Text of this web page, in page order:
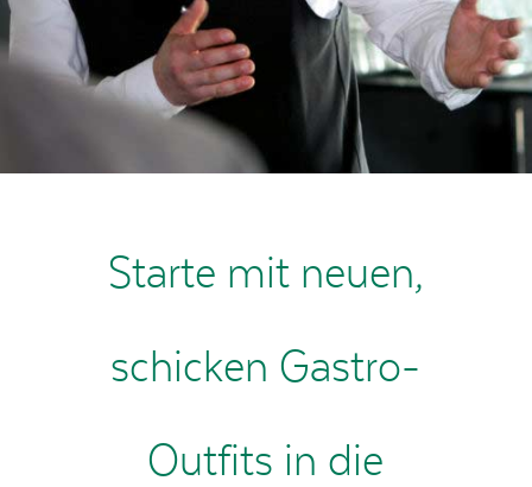
Starte mit neuen,
schicken Gastro-
Outfits in die